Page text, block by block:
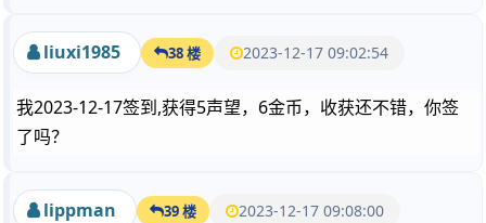
liuxi1985 38 楼 2023-12-17 09:02:54
我2023-12-17签到,获得5声望，6金币，收获还不错，你签
了吗？
lippman 39 楼 2023-12-17 09:08:00